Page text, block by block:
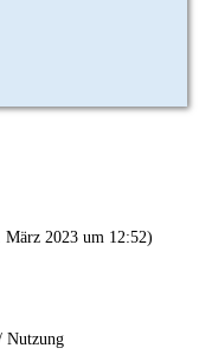
März 2023 um 12:52)
Nutzung